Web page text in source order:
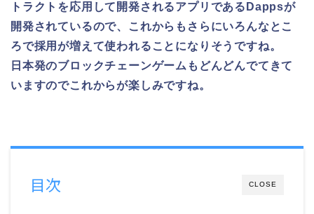
トラクトを応用して開発されるアプリであるDappsが
開発されているので、これからもさらにいろんなとこ
ろで採用が増えて使われることになりそうですね。
日本発のブロックチェーンゲームもどんどんでてきて
いますのでこれからが楽しみですね。
CLOSE
目次